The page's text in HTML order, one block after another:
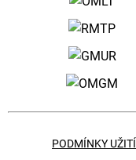
PODMÍNKY UŽITÍ